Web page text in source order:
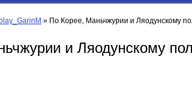
» По Корее, Маньчжурии и Ляодунскому
и Ляодунскому